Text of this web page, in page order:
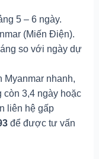
5 – 6 ngày.
(Miến Điện).
so với ngày dự
nhanh,
còn 3,4 ngày hoặc
liên hệ gấp
để được tư vấn